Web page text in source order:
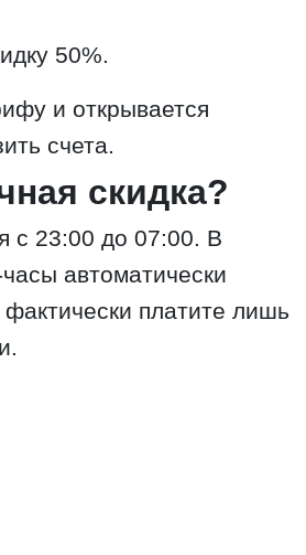
50%.
и открывается
счета.
скидка?
с 23:00 до 07:00. В
автоматически
платите лишь